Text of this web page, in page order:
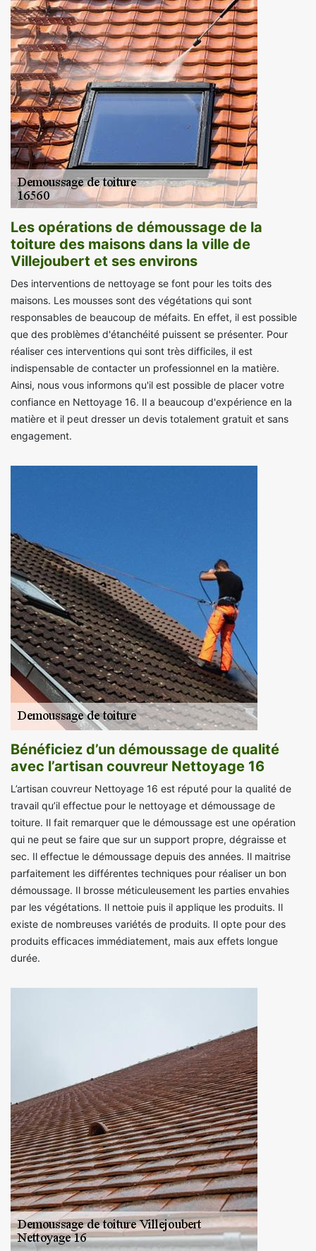
Les opérations de démoussage de la
toiture des maisons dans la ville de
Villejoubert et ses environs
Des interventions de nettoyage se font pour les toits des
maisons. Les mousses sont des végétations qui sont
responsables de beaucoup de méfaits. En effet, il est possible
que des problèmes d'étanchéité puissent se présenter. Pour
réaliser ces interventions qui sont très difficiles, il est
indispensable de contacter un professionnel en la matière.
Ainsi, nous vous informons qu'il est possible de placer votre
confiance en Nettoyage 16. Il a beaucoup d'expérience en la
matière et il peut dresser un devis totalement gratuit et sans
engagement.
Bénéficiez d’un démoussage de qualité
avec l’artisan couvreur Nettoyage 16
L’artisan couvreur Nettoyage 16 est réputé pour la qualité de
travail qu’il effectue pour le nettoyage et démoussage de
toiture. Il fait remarquer que le démoussage est une opération
qui ne peut se faire que sur un support propre, dégraisse et
sec. Il effectue le démoussage depuis des années. Il maitrise
parfaitement les différentes techniques pour réaliser un bon
démoussage. Il brosse méticuleusement les parties envahies
par les végétations. Il nettoie puis il applique les produits. Il
existe de nombreuses variétés de produits. Il opte pour des
produits efficaces immédiatement, mais aux effets longue
durée.